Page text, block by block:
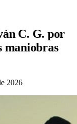
C. G. por
maniobras
2026